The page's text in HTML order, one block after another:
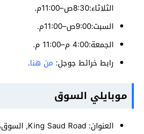
الثلاثاء:8:30ص–11:00م.
السبت:9:00ص–11:00م.
الجمعة:4:00 م–11:00 م.
رابط خرائط جوجل: من هنا.
موبايلي السوق
العنوان: King Saud Road, السوق، الدمام 32242.